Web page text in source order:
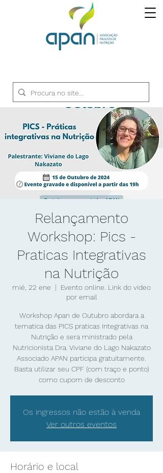
Relançamento
Workshop: Pics -
Praticas Integrativas
na Nutrição
mié, 22 ene
  |
Evento online. Link do video
por email
Workshop Apan de Outubro abordara a
tematica das PICS praticas Integrativas na
Nutrição e sera ministrado pela
Nutricionista Dra. Viviane do Lago Nakazato
Associado APAN participa gratuitamente.
Basta utilizar seu CPF (com traço e ponto)
como cupom de desconto
Os ingressos não estão à venda
Ver outros eventos
Horário e local